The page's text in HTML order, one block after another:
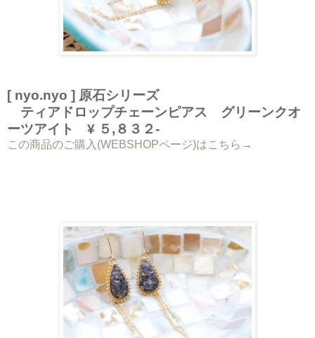
[ nyo.nyo ] 原石シリーズ
ティアドロップチェーンピアス グリーンクオ
ーツアイト ¥ ５,８３２-
この商品のご購入(WEBSHOPページ)はこちら→